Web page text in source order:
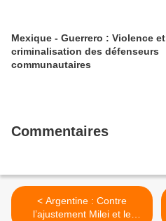
Mexique - Guerrero : Violence et
criminalisation des défenseurs
communautaires
Commentaires
< Argentine : Contre
l’ajustement Milei et le